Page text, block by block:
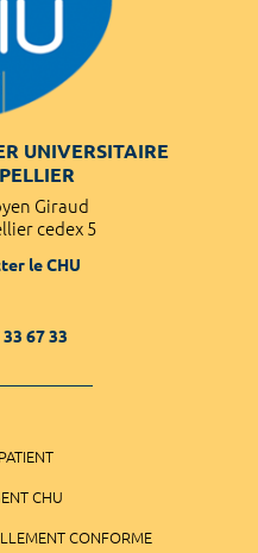
UNIVERSITAIRE
Giraud
cedex 5
le CHU
67 33
CHU
CONFORME